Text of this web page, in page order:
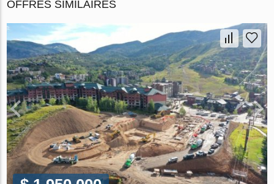
OFFRES SIMILAIRES